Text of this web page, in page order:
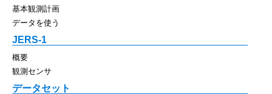
基本観測計画
データを使う
JERS-1
概要
観測センサ
データセット